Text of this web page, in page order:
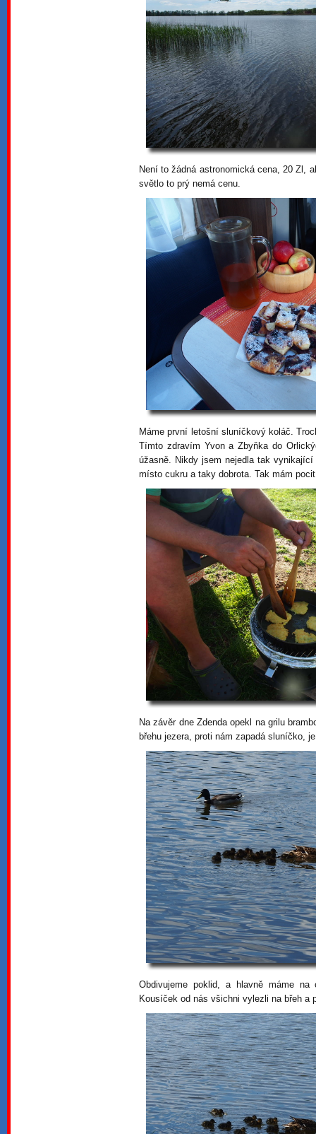
Není to žádná astronomická cena, 20 Zl,
světlo to prý nemá cenu.
Máme první letošní sluníčkový koláč.
Tímto zdravím Yvon a Zbyňka do
úžasně. Nikdy jsem nejedla tak
místo cukru a taky dobrota. Tak mám
Na závěr dne Zdenda opekl na grilu
břehu jezera, proti nám zapadá sluníčko,
Obdivujeme poklid, a hlavně máme
Kousíček od nás všichni vylezli na břeh a